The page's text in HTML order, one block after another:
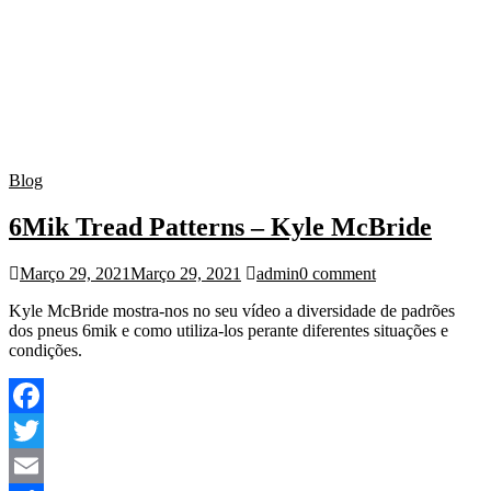
Blog
6Mik Tread Patterns – Kyle McBride
Março 29, 2021Março 29, 2021 admin0 comment
Kyle McBride mostra-nos no seu vídeo a diversidade de padrões
dos pneus 6mik e como utiliza-los perante diferentes situações e
condições.
Facebook
Twitter